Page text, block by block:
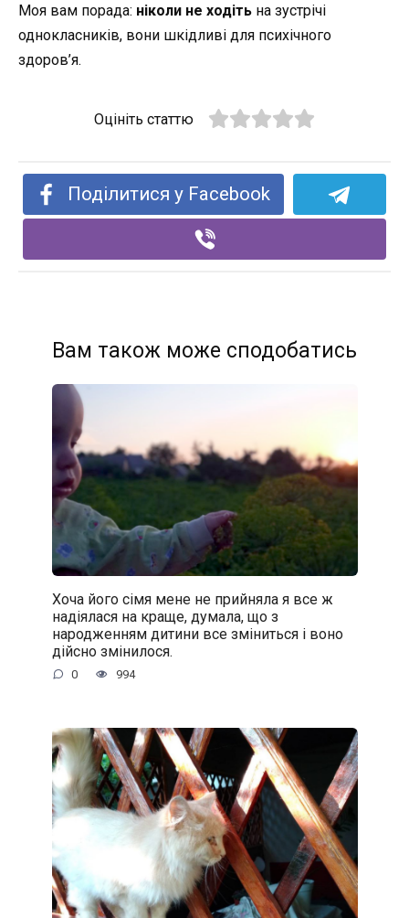
Моя вам порада: ніколи не ходіть на зустрічі
однокласників, вони шкідливі для психічного
здоров’я.
Оцініть статтю
Поділитися у Facebook
Вам також може сподобатись
Хоча його сімя мене не прийняла я все ж
надіялася на краще, думала, що з
народженням дитини все зміниться і воно
дійсно змінилося.
0 994